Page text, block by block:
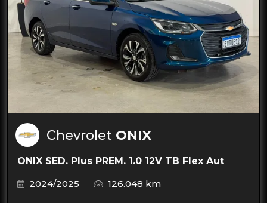
Chevrolet ONIX
ONIX SED. Plus PREM. 1.0 12V TB Flex Aut
2024/2025
126.048 km